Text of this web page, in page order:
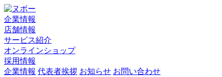
企業情報
店舗情報
サービス紹介
オンラインショップ
採用情報
企業情報 代表者挨拶 お知らせ お問い合わせ